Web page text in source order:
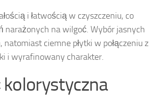
i łatwością w czyszczeniu, co
narażonych na wilgoć. Wybór jasnych
ciemne płytki w połączeniu z
i wyrafinowany charakter.
kolorystyczna